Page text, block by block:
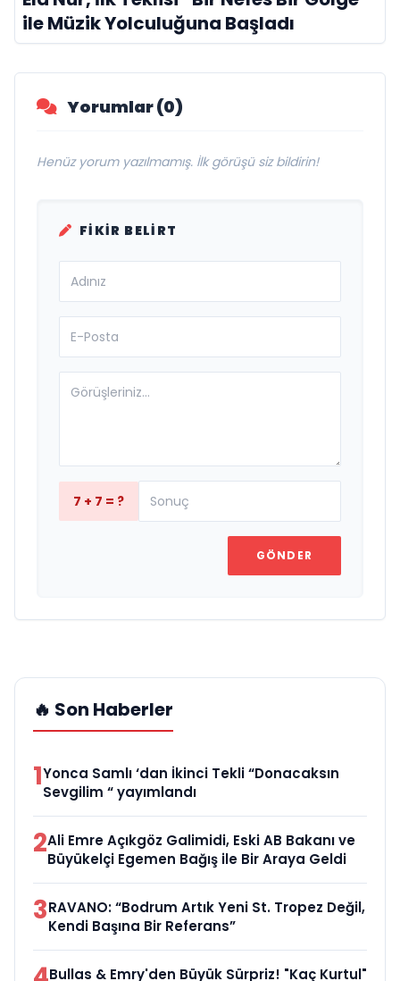
ile Müzik Yolculuğuna Başladı
Yorumlar (0)
Henüz yorum yazılmamış. İlk görüşü siz bildirin!
FIKIR BELIRT
7 + 7 = ?
GÖNDER
🔥 Son Haberler
1Yonca Samlı ‘dan İkinci Tekli “Donacaksın
Sevgilim “ yayımlandı
2Ali Emre Açıkgöz Galimidi, Eski AB Bakanı ve
Büyükelçi Egemen Bağış ile Bir Araya Geldi
3RAVANO: “Bodrum Artık Yeni St. Tropez Değil,
Kendi Başına Bir Referans”
Bullas & Emry'den Büyük Sürpriz! "Kaç Kurtul"